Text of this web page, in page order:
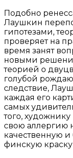
Подобно
Лаушкин
гипотезами,
проверяет на
время занят
новыми
теорией о
голубой
следствие,
каждая его
самых
того,
свою аллергию
качественную
финскую краску